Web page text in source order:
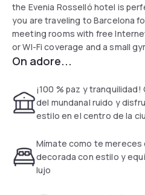
the Evenia Rosselló hotel is
you are traveling to Barcelona
meeting rooms with free
or WI-Fi coverage and a small
from the day to day.
On adore...
¡100 % paz y
del mundanal ruido y
estilo en el centro de la
Mímate como te mereces
decorada con estilo y
lujo